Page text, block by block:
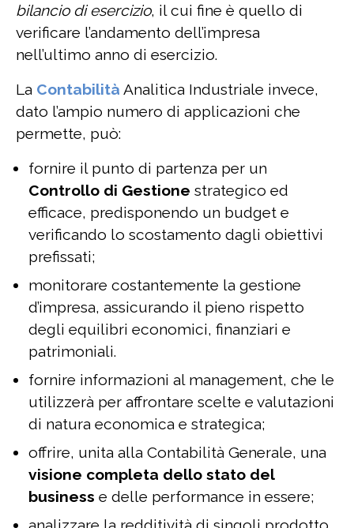
bilancio di esercizio, il cui fine è quello di
verificare l’andamento dell’impresa
nell’ultimo anno di esercizio.
La Contabilità Analitica Industriale invece,
dato l’ampio numero di applicazioni che
permette, può:
fornire il punto di partenza per un
Controllo di Gestione strategico ed
efficace, predisponendo un budget e
verificando lo scostamento dagli obiettivi
prefissati;
monitorare costantemente la gestione
d’impresa, assicurando il pieno rispetto
degli equilibri economici, finanziari e
patrimoniali.
fornire informazioni al management, che le
utilizzerà per affrontare scelte e valutazioni
di natura economica e strategica;
offrire, unita alla Contabilità Generale, una
visione completa dello stato del
business e delle performance in essere;